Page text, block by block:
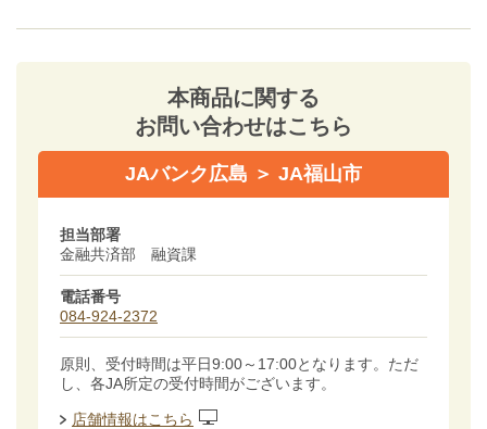
本商品に関する
お問い合わせはこちら
JAバンク広島 ＞ JA福山市
担当部署
金融共済部 融資課
電話番号
084-924-2372
原則、受付時間は平日9:00～17:00となります。ただ
し、各JA所定の受付時間がございます。
店舗情報はこちら